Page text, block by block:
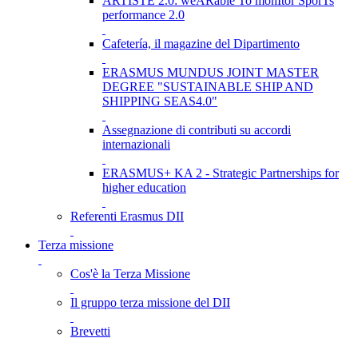
performance 2.0
Cafetería, il magazine del Dipartimento
ERASMUS MUNDUS JOINT MASTER
DEGREE "SUSTAINABLE SHIP AND
SHIPPING SEAS4.0"
Assegnazione di contributi su accordi
internazionali
ERASMUS+ KA 2 - Strategic Partnerships for
higher education
Referenti Erasmus DII
Terza missione
Cos'è la Terza Missione
Il gruppo terza missione del DII
Brevetti